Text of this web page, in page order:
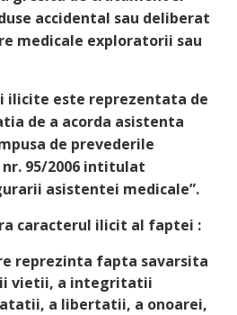
accidental sau deliberat
medicale exploratorii sau
ilicite este reprezentata de
de a acorda asistenta
de prevederile
95/2006 intitulat
asistentei medicale”.
caracterul ilicit al faptei :
reprezinta fapta savarsita
vietii, a integritatii
a libertatii, a onoarei,